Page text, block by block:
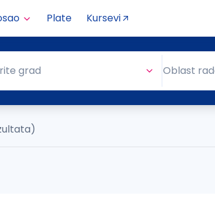
Plate Kursevi
grad Oblast